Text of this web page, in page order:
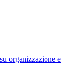
organizzazione e